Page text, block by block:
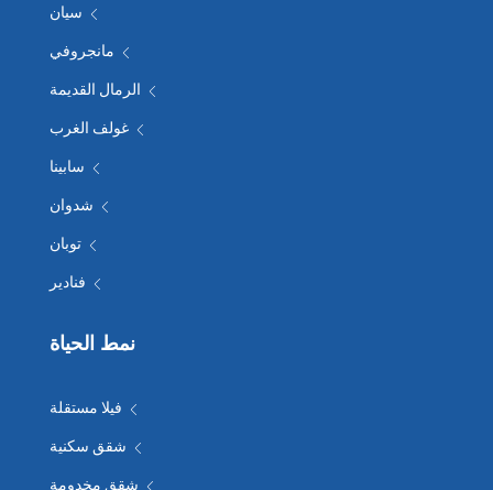
سيان
مانجروفي
الرمال القديمة
غولف الغرب
سابينا
شدوان
توبان
فنادير
نمط الحياة
فيلا مستقلة
شقق سكنية
شقق مخدومة